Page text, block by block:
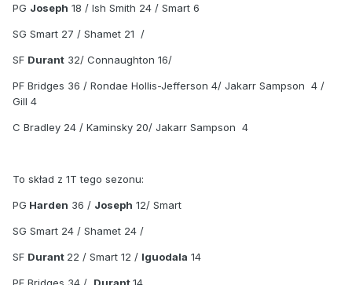
PG Joseph 18 / Ish Smith 24 / Smart 6
SG Smart 27 / Shamet 21 /
SF Durant 32/ Connaughton 16/
PF Bridges 36 / Rondae Hollis-Jefferson 4/ Jakarr Sampson 4 /
Gill 4
C Bradley 24 / Kaminsky 20/ Jakarr Sampson 4
To skład z 1T tego sezonu:
PG Harden 36 / Joseph 12/ Smart
SG Smart 24 / Shamet 24 /
SF Durant 22 / Smart 12 / Iguodala 14